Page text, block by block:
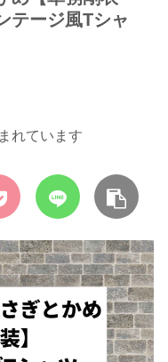
テージ風Tシャ
れています